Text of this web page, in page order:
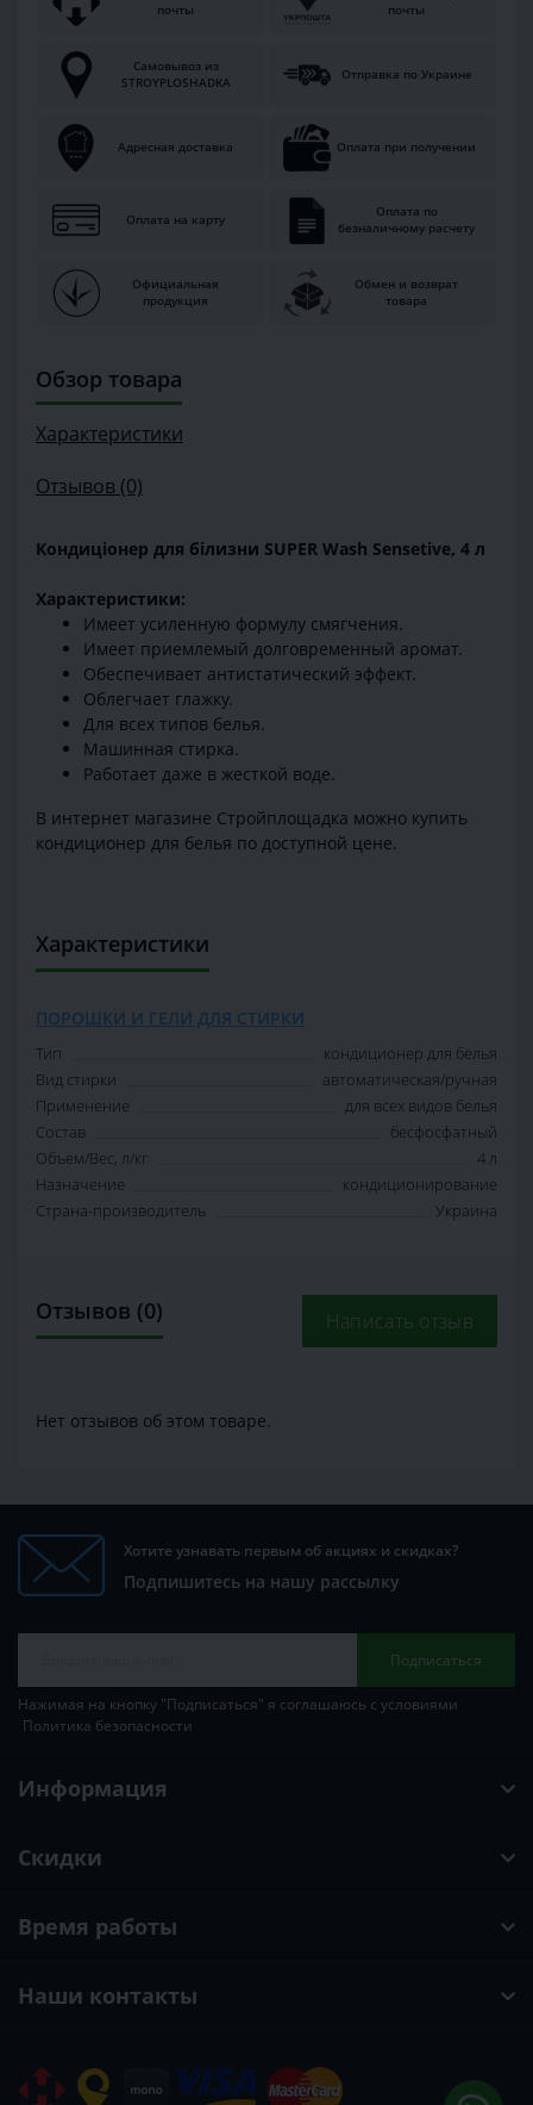
почты
почты
Самовывоз из
STROYPLOSHADKA
Отправка по Украине
Адресная доставка Оплата при получении
Оплата на карту
Оплата по
безналичному расчету
Официальная
продукция
Обмен и возврат
товара
Обзор товара
Характеристики
Отзывов (0)
Кондиціонер для білизни SUPER Wash Sensetive, 4 л
Характеристики:
Имеет усиленную формулу смягчения.
Имеет приемлемый долговременный аромат.
Обеспечивает антистатический эффект.
Облегчает глажку.
Для всех типов белья.
Машинная стирка.
Работает даже в жесткой воде.
В интернет магазине Стройплощадка можно купить
кондиционер для белья по доступной цене.
Характеристики
ПОРОШКИ И ГЕЛИ ДЛЯ СТИРКИ
Тип
кондиционер для белья
Вид стирки
автоматическая/ручная
Применение
для всех видов белья
Состав
бесфосфатный
Объем/Вес, л/кг
4 л
Назначение
кондиционирование
Страна-производитель
Украина
Отзывов (0) Написать отзыв
Нет отзывов об этом товаре.
Хотите узнавать первым об акциях и скидках?
Подпишитесь на нашу рассылку
Подписаться
Нажимая на кнопку "Подписаться" я соглашаюсь с условиями
Политика безопасности
Информация
Скидки
Время работы
Наши контакты